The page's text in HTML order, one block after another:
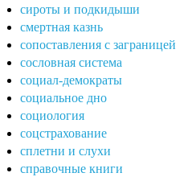
сироты и подкидыши
смертная казнь
сопоставления с заграницей
сословная система
социал-демократы
социальное дно
социология
соцстрахование
сплетни и слухи
справочные книги